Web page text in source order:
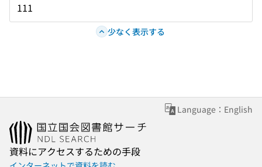
111
少なく表示する
Language：English
資料にアクセスするための手段